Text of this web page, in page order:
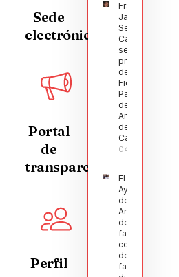
Sede
electrónica
Portal
de
transparencia
Perfil
Francisco
Javier
Segura
Castellanos
será el
pregonero
de las
Fiestas
Patronales
de
Argamasilla
de
Calatrava
04/08/2026
El
Ayuntamiento
de
Argamasilla
de Calatrava
facilita la
conciliación
de 200
familias